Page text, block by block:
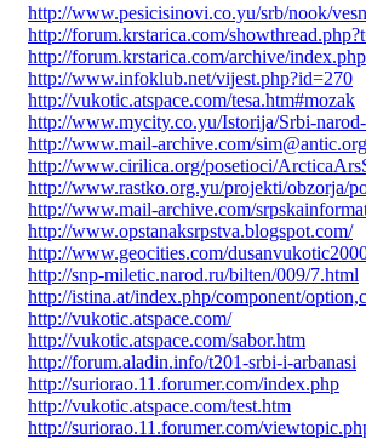
http://www.pesicisinovi.co.yu/srb/nook/
http://forum.krstarica.com/
http://forum.krstarica.com/archive/
http://www.infoklub.net/vijest.php?id=270
http://vukotic.atspace.com/tesa.htm#mozak
http://www.mycity.co.yu/Istorija/Srbi-
http://www.mail-archive.com/
http://www.cirilica.org/posetioci/
http://www.rastko.org.yu/projekti/obzorja/
http://www.mail-archive.com/
http://www.opstanaksrpstva.blogspot.com/
http://www.geocities.com/
http://snp-miletic.narod.ru/bilten/009/7.html
http://istina.at/index.php/component/
http://vukotic.atspace.com/
http://vukotic.atspace.com/sabor.htm
http://forum.aladin.info/t201-srbi-i-arbanasi
http://suriorao.11.forumer.com/index.php
http://vukotic.atspace.com/test.htm
http://suriorao.11.forumer.com/